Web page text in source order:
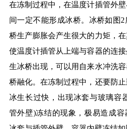
在冻制过程中，在温度计插管外
间一定不能形成冰桥。冰桥如图
桥生产膨胀会产生很大的力矩，
使温度计插管从上端与容器的连
生冰桥出现，可以用自来水冲洗
桥融化。在冻制过程中，还要防
冰生长过快，出现冰套与玻璃容
管外壁)冻结的现象，极易造成容